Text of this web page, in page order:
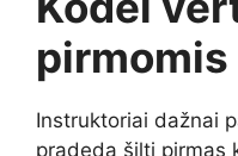
Instruktoriai dažnai
pradeda šilti pirmas